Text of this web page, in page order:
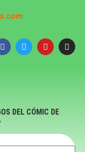
DEL CÓMIC DE